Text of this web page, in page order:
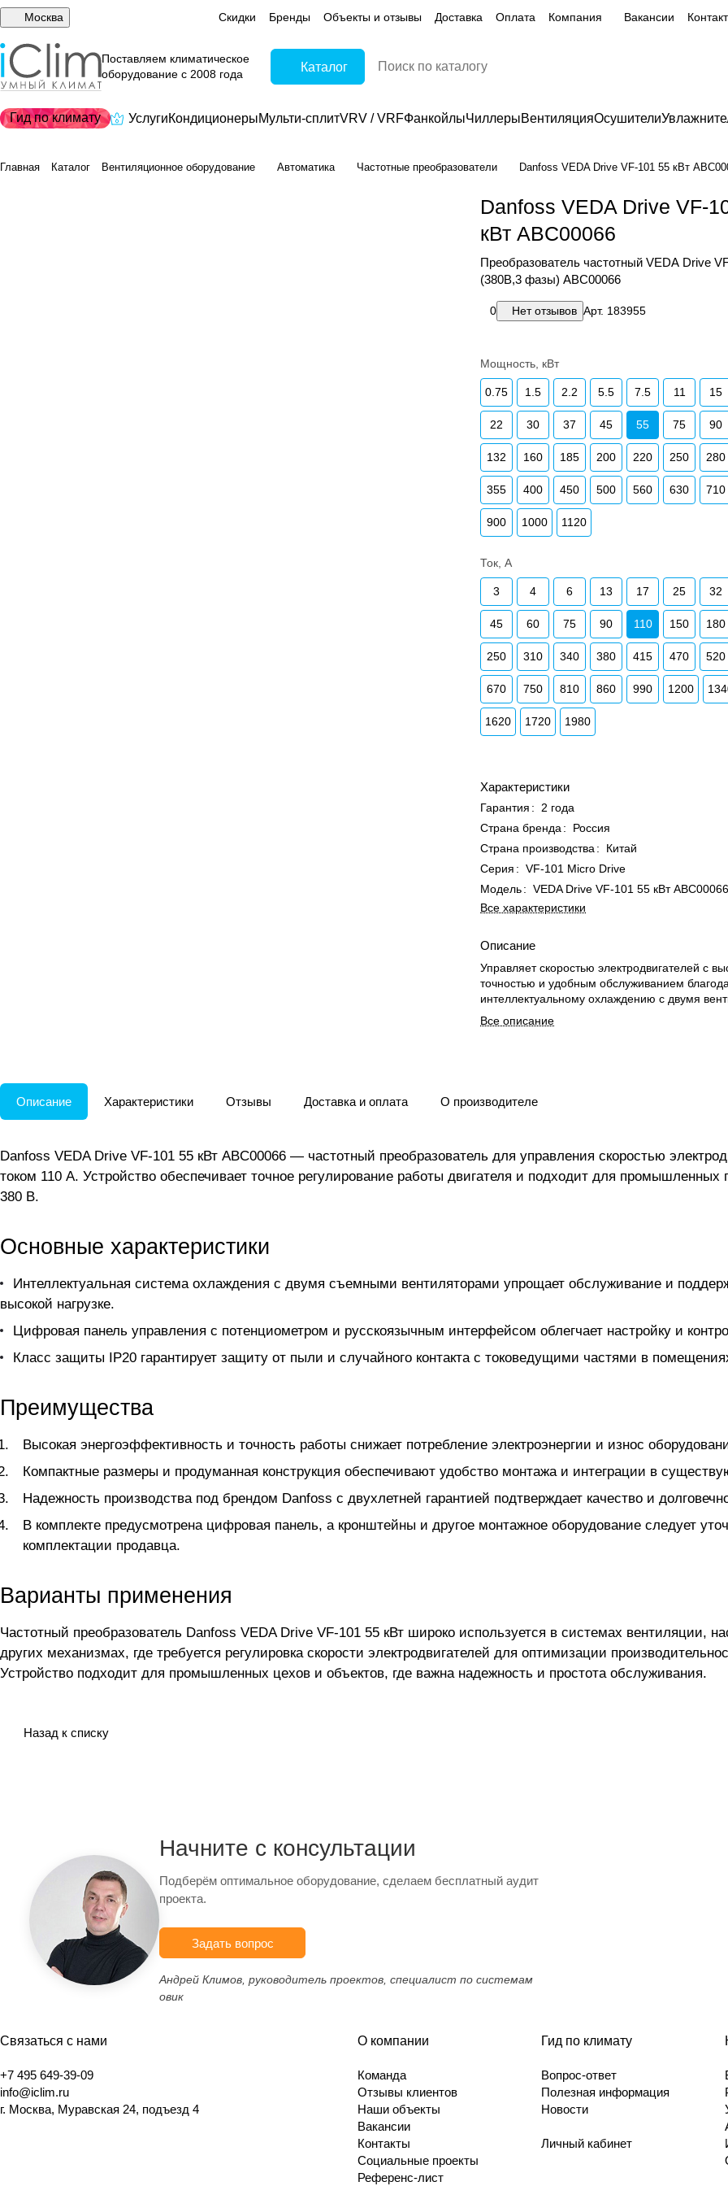
Москва Скидки Бренды Объекты и отзывы Доставка Оплата Компания Вакансии
Поставляем климатическое
оборудование с 2008 года
Каталог
Гид по климату УслугиКондиционерыМульти-сплитVRV / VRFФанкойлыЧиллерыВентиляцияОсушители
Главная Каталог Вентиляционное оборудование Автоматика Частотные преобразователи Danfoss VEDA Drive VF-101 55 кВт
Danfoss VEDA Drive VF-
кВт ABС00066
Преобразователь частотный VEDA Drive
(380В,3 фазы) ABС00066
0 Нет отзывов Арт. 183955
Мощность, кВт
0.75 1.5 2.2 5.5 7.5 11 15
22 30 37 45 55 75 90
132 160 185 200 220 250 280
355 400 450 500 560 630 710
900 1000 1120
Ток, А
3 4 6 13 17 25 32
45 60 75 90 110 150 180
250 310 340 380 415 470 520
670 750 810 860 990 1200
1620 1720 1980
Характеристики
Гарантия :
2 года
Страна бренда :
Россия
Страна производства :
Китай
Серия : VF-101 Micro Drive
Модель: VEDA Drive VF-101 55 кВт ABС00066
Все характеристики
Описание
Управляет скоростью электродвигателей с
точностью и удобным обслуживанием
интеллектуальному охлаждению с двумя
Все описание
Описание Характеристики Отзывы Доставка и оплата О производителе
Danfoss VEDA Drive VF-101 55 кВт ABC00066 — частотный преобразователь для управления скоростью
током 110 А. Устройство обеспечивает точное регулирование работы двигателя и подходит для
380 В.
Основные характеристики
Интеллектуальная система охлаждения с двумя съемными вентиляторами упрощает обслуживание и
высокой нагрузке.
Цифровая панель управления с потенциометром и русскоязычным интерфейсом облегчает настройку и
Класс защиты IP20 гарантирует защиту от пыли и случайного контакта с токоведущими частями в
Преимущества
Высокая энергоэффективность и точность работы снижает потребление электроэнергии и износ
Компактные размеры и продуманная конструкция обеспечивают удобство монтажа и интеграции в
Надежность производства под брендом Danfoss с двухлетней гарантией подтверждает качество и
В комплекте предусмотрена цифровая панель, а кронштейны и другое монтажное оборудование следует
комплектации продавца.
Варианты применения
Частотный преобразователь Danfoss VEDA Drive VF-101 55 кВт широко используется в системах вентиляции,
других механизмах, где требуется регулировка скорости электродвигателей для оптимизации
Устройство подходит для промышленных цехов и объектов, где важна надежность и простота обслуживания.
Назад к списку
Начните с консультации
Подберём оптимальное оборудование, сделаем бесплатный аудит
проекта.
Задать вопрос
Андрей Климов, руководитель проектов, специалист по системам
овик
Связаться с нами
+7 495 649-39-09
info@iclim.ru
г. Москва, Муравская 24, подъезд 4
О компании
Команда
Отзывы клиентов
Наши объекты
Вакансии
Контакты
Социальные проекты
Референс-лист
Гид по климату
Вопрос-ответ
Полезная информация
Новости
Личный кабинет